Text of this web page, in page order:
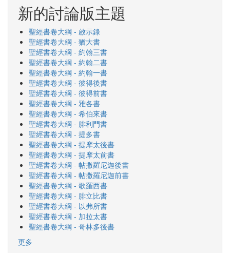
新的討論版主題
聖經書卷大綱 - 啟示錄
聖經書卷大綱 - 猶大書
聖經書卷大綱 - 約翰三書
聖經書卷大綱 - 約翰二書
聖經書卷大綱 - 約翰一書
聖經書卷大綱 - 彼得後書
聖經書卷大綱 - 彼得前書
聖經書卷大綱 - 雅各書
聖經書卷大綱 - 希伯來書
聖經書卷大綱 - 腓利門書
聖經書卷大綱 - 提多書
聖經書卷大綱 - 提摩太後書
聖經書卷大綱 - 提摩太前書
聖經書卷大綱 - 帖撒羅尼迦後書
聖經書卷大綱 - 帖撒羅尼迦前書
聖經書卷大綱 - 歌羅西書
聖經書卷大綱 - 腓立比書
聖經書卷大綱 - 以弗所書
聖經書卷大綱 - 加拉太書
聖經書卷大綱 - 哥林多後書
更多